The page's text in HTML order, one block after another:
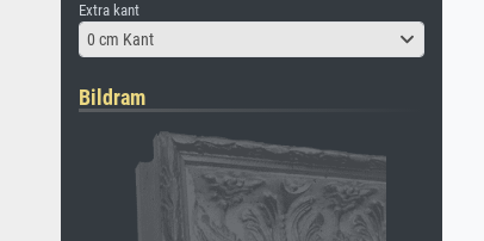
Extra kant
0 cm Kant
Bildram